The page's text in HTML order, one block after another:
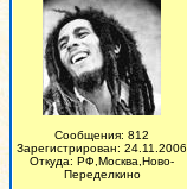
Сообщения: 812
Зарегистрирован: 24.11.2006
Откуда: РФ,Москва,Ново-
Переделкино